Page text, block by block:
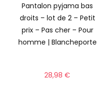
Pantalon pyjama bas
droits – lot de 2 – Petit
prix – Pas cher – Pour
homme | Blancheporte
28,98€